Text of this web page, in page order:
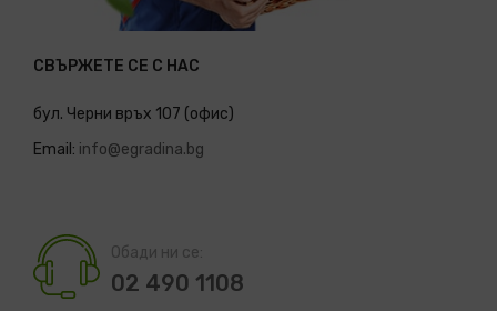
СВЪРЖЕТЕ СЕ С НАС
бул. Черни връх 107 (офис)
Email: info@egradina.bg
Обади ни се:
02 490 1108